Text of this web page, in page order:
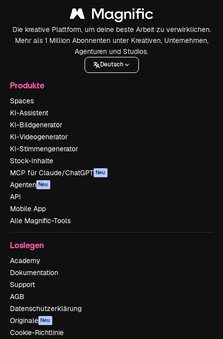
Die kreative Plattform, um deine beste Arbeit zu verwirklichen.
Mehr als 1 Million Abonnenten unter Kreativen, Unternehmen,
Agenturen und Studios.
Deutsch
Produkte
Spaces
KI-Assistent
KI-Bildgenerator
KI-Videogenerator
KI-Stimmengenerator
Stock-Inhalte
MCP für Claude/ChatGPT Neu
Agenten Neu
API
Mobile App
Alle Magnific-Tools
Loslegen
Academy
Dokumentation
Support
AGB
Datenschutzerklärung
Originale Neu
Cookie-Richtlinie